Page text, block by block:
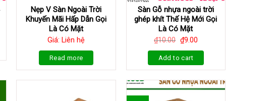
Nẹp V Sàn Ngoài Trời
Khuyến Mãi Hấp Dẫn Gọi
Là Có Mặt
Giá: Liên hệ
Read more
Sàn Gỗ nhựa ngoài trời
ghép khít Thế Hệ Mới Gọi
Là Có Mặt
₫10.00 ₫9.00
Add to cart